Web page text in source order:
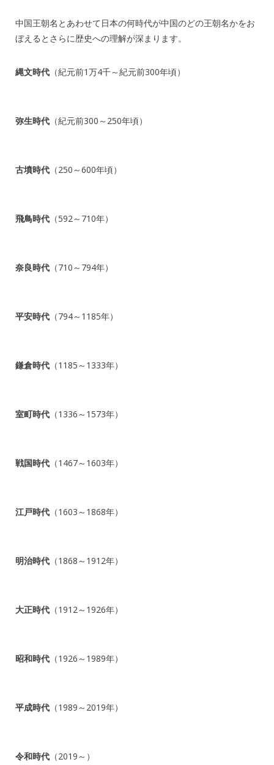
中国王朝名とあわせて日本の何時代が中国のどの王朝名かをお
ぼえるとさらに歴史への理解が深まります。
縄文時代 （紀元前1万4千～紀元前300年頃）
弥生時代 （紀元前300～250年頃）
古墳時代 （250～600年頃）
飛鳥時代 （592～710年）
奈良時代 （710～794年）
平安時代 （794～1185年）
鎌倉時代 （1185～1333年）
室町時代 （1336～1573年）
戦国時代 （1467～1603年）
江戸時代 （1603～1868年）
明治時代 （1868～1912年）
大正時代 （1912～1926年）
昭和時代 （1926～1989年）
平成時代 （1989～2019年）
令和時代 （2019～）